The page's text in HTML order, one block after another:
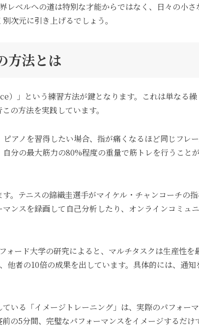
ベルへの道は特別な才能からではなく、日々の小
次元に引き上げるでしょう。
方法とは
」という練習方法が鍵となります。これは単なる
の方法を実践しています。
アノを習得したい場合、指が痛くなるほど同じフレ
分の最大筋力の80%程度の重量で筋トレを行うこと
。テニスの錦織圭選手がマイケル・チャンコーチの
ンスを録画して自己分析したり、オンラインコミュ
ード大学の研究によると、マルチタスクは生産性を
者の10倍の成果を出しています。具体的には、通
いる「イメージトレーニング」は、実際のパフォー
の5分間、完璧なパフォーマンスをイメージするだけ